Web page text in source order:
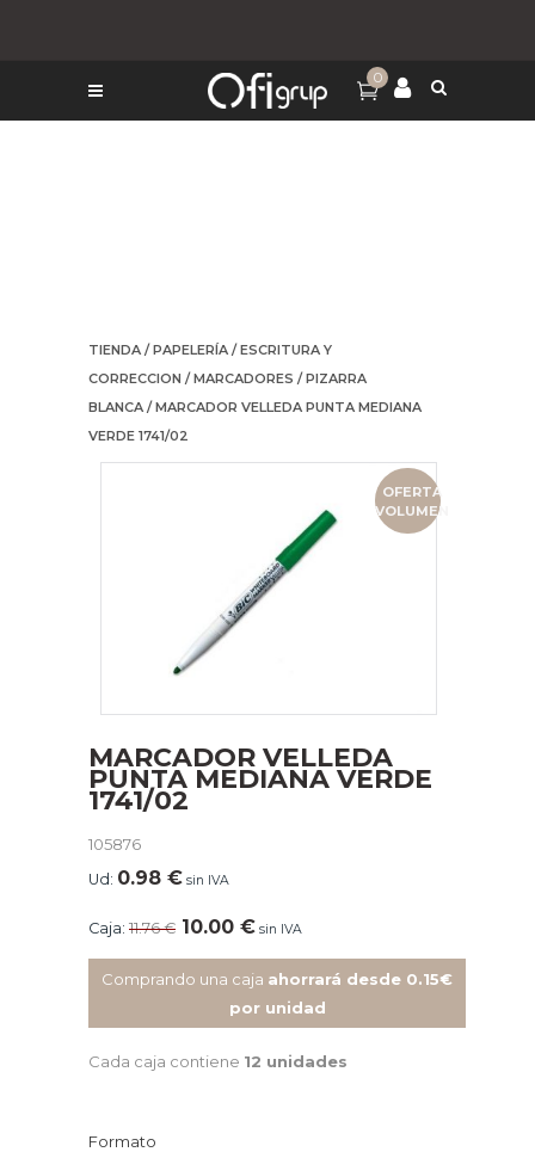
0
TIENDA /PAPELERÍA /ESCRITURA Y
CORRECCION /MARCADORES /PIZARRA
BLANCA / MARCADOR VELLEDA PUNTA MEDIANA
VERDE 1741/02
OFERTA
VOLUMEN
MARCADOR VELLEDA
PUNTA MEDIANA VERDE
1741/02
105876
Ud: 0.98 € sin IVA
Caja: 11.76€ 10.00 € sin IVA
Comprando una caja ahorrará desde 0.15€
por unidad
Cada caja contiene 12 unidades
Formato